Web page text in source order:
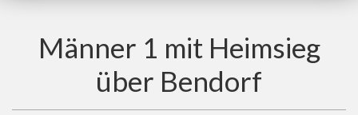
Männer 1 mit Heimsieg
über Bendorf